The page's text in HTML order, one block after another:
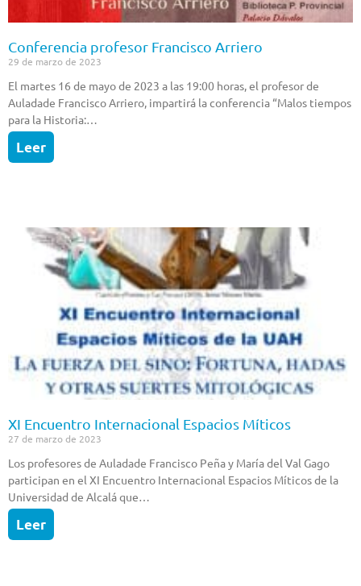
Conferencia profesor Francisco Arriero
29 de marzo de 2023
El martes 16 de mayo de 2023 a las 19:00 horas, el profesor de
Auladade Francisco Arriero, impartirá la conferencia “Malos tiempos
para la Historia:…
Leer
XI Encuentro Internacional Espacios Míticos
27 de marzo de 2023
Los profesores de Auladade Francisco Peña y María del Val Gago
participan en el XI Encuentro Internacional Espacios Míticos de la
Universidad de Alcalá que…
Leer